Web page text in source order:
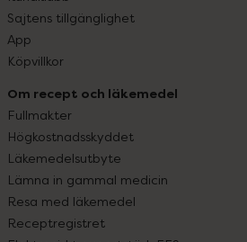
Sajtens tillgänglighet
App
Köpvillkor
Om recept och läkemedel
Fullmakter
Högkostnadsskyddet
Läkemedelsutbyte
Lämna in gammal medicin
Resa med läkemedel
Receptregistret